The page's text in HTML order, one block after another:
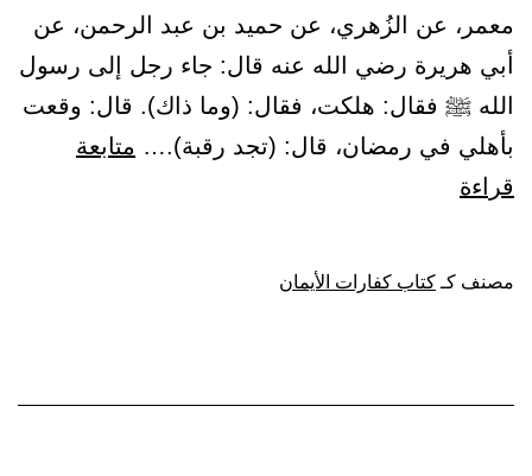
معمر، عن الزُهري، عن حميد بن عبد الرحمن، عن
أبي هريرة رضي الله عنه قال: جاء رجل إلى رسول
الله ﷺ فقال: هلكت، فقال: (وما ذاك). قال: وقعت
بأهلي في رمضان، قال: (تجد رقبة).… متابعة
قراءة
أعان
مصنف كـكتاب كفارات الأيمان